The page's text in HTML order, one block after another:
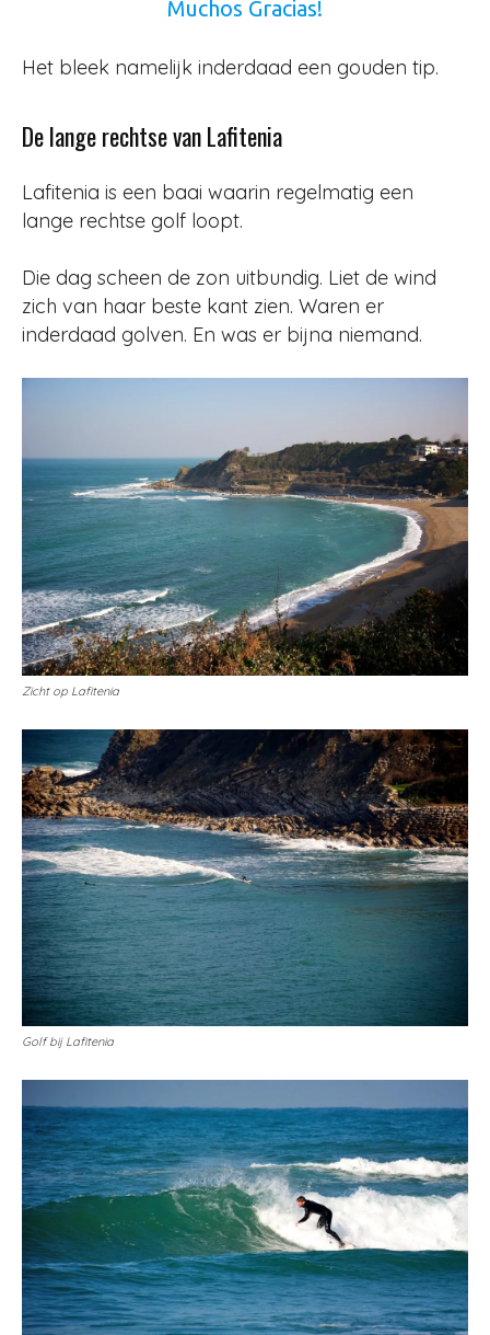
Muchos Gracias!
Het bleek namelijk inderdaad een gouden tip.
De lange rechtse van Lafitenia
Lafitenia is een baai waarin regelmatig een
lange rechtse golf loopt.
Die dag scheen de zon uitbundig. Liet de wind
zich van haar beste kant zien. Waren er
inderdaad golven. En was er bijna niemand.
Zicht op Lafitenia
Golf bij Lafitenia